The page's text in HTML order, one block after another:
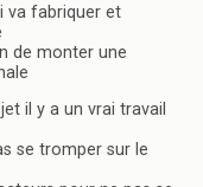
va fabriquer et
de monter une
il y a un vrai travail
se tromper sur le